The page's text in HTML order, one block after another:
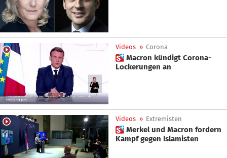
Videos » Corona
 Macron kündigt Corona-
Lockerungen an
Videos » Extremisten
 Merkel und Macron fordern
Kampf gegen Islamisten